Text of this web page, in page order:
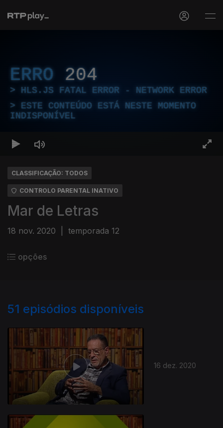
ERRO 204
HLS.JS FATAL ERROR - NETWORK ERROR
ESTE CONTEÚDO ESTÁ NESTE MOMENTO
INDISPONÍVEL
CLASSIFICAÇÃO: TODOS
CONTROLO PARENTAL INATIVO
Mar de Letras
18 nov. 2020 temporada 12
opções
51 episódios disponíveis
16 dez. 2020